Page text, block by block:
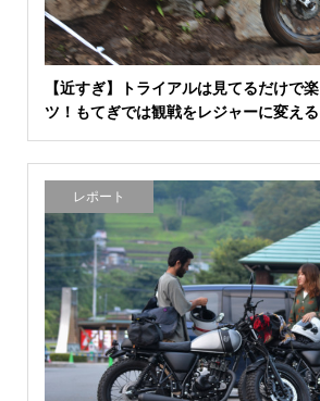
【近すぎ】トライアルは見てるだけで
ツ！もてぎでは観戦をレジャーに変え
レポート